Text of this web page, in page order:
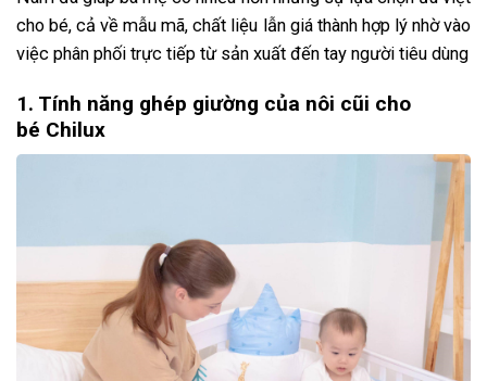
cho bé, cả về mẫu mã, chất liệu lẫn giá thành hợp lý nhờ vào
việc phân phối trực tiếp từ sản xuất đến tay người tiêu dùng
1. Tính năng ghép giường của nôi cũi cho
bé Chilux